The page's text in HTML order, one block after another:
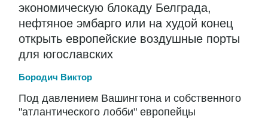
экономическую блокаду Белграда,
нефтяное эмбарго или на худой конец
открыть европейские воздушные порты
для югославских
Бородич Виктор
Под давлением Вашингтона и собственного
"атлантического лобби" европейцы